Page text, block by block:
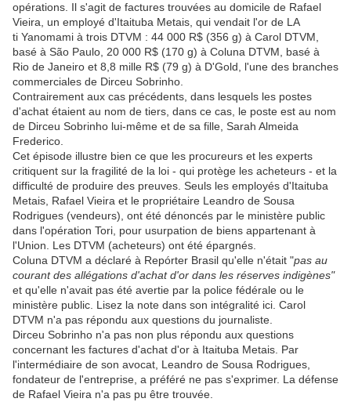
opérations. Il s'agit de factures trouvées au domicile de Rafael
Vieira, un employé d'Itaituba Metais, qui vendait l'or de LA
ti Yanomami à trois DTVM : 44 000 R$ (356 g) à Carol DTVM,
basé à São Paulo, 20 000 R$ (170 g) à Coluna DTVM, basé à
Rio de Janeiro et 8,8 mille R$ (79 g) à D'Gold, l'une des branches
commerciales de Dirceu Sobrinho.
Contrairement aux cas précédents, dans lesquels les postes
d'achat étaient au nom de tiers, dans ce cas, le poste est au nom
de Dirceu Sobrinho lui-même et de sa fille, Sarah Almeida
Frederico.
Cet épisode illustre bien ce que les procureurs et les experts
critiquent sur la fragilité de la loi - qui protège les acheteurs - et la
difficulté de produire des preuves. Seuls les employés d'Itaituba
Metais, Rafael Vieira et le propriétaire Leandro de Sousa
Rodrigues (vendeurs), ont été dénoncés par le ministère public
dans l'opération Tori, pour usurpation de biens appartenant à
l'Union. Les DTVM (acheteurs) ont été épargnés.
Coluna DTVM a déclaré à Repórter Brasil qu'elle n'était "pas au
courant des allégations d'achat d'or dans les réserves indigènes"
et qu'elle n'avait pas été avertie par la police fédérale ou le
ministère public. Lisez la note dans son intégralité ici. Carol
DTVM n'a pas répondu aux questions du journaliste.
Dirceu Sobrinho n'a pas non plus répondu aux questions
concernant les factures d'achat d'or à Itaituba Metais. Par
l'intermédiaire de son avocat, Leandro de Sousa Rodrigues,
fondateur de l'entreprise, a préféré ne pas s'exprimer. La défense
de Rafael Vieira n'a pas pu être trouvée.